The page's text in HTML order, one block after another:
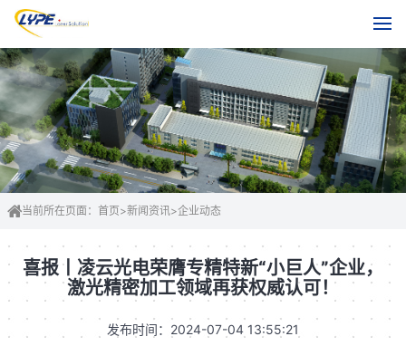
当前所在页面： 首页>新闻资讯>企业动态
喜报丨凌云光电荣膺专精特新“小巨人”企业，
激光精密加工领域再获权威认可！
发布时间：2024-07-04 13:55:21